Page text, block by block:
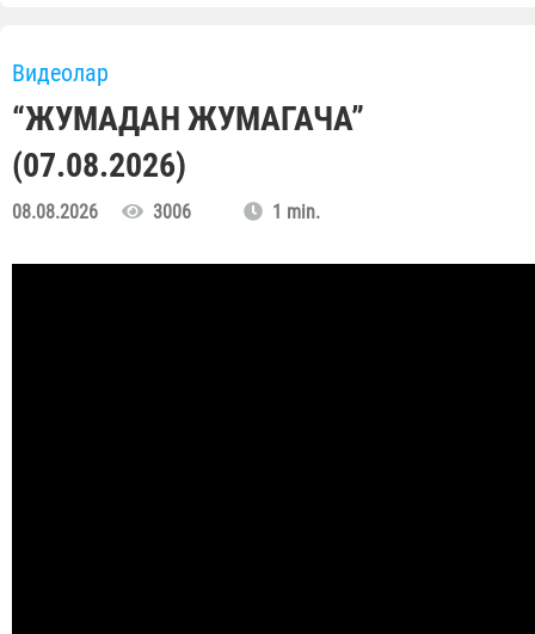
Видеолар
“ЖУМАДАН ЖУМАГАЧА”
(07.08.2026)
08.08.2026 3006 1 min.